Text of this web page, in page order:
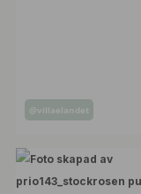
Inlägg
av
@villaelandet